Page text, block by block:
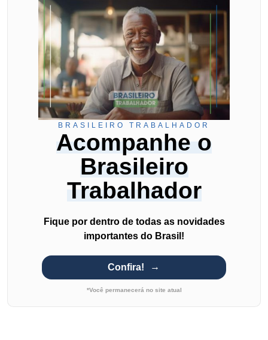
BRASILEIRO TRABALHADOR
Acompanhe o
Brasileiro
Trabalhador
Fique por dentro de todas as novidades
importantes do Brasil!
Confira!
*Você permanecerá no site atual